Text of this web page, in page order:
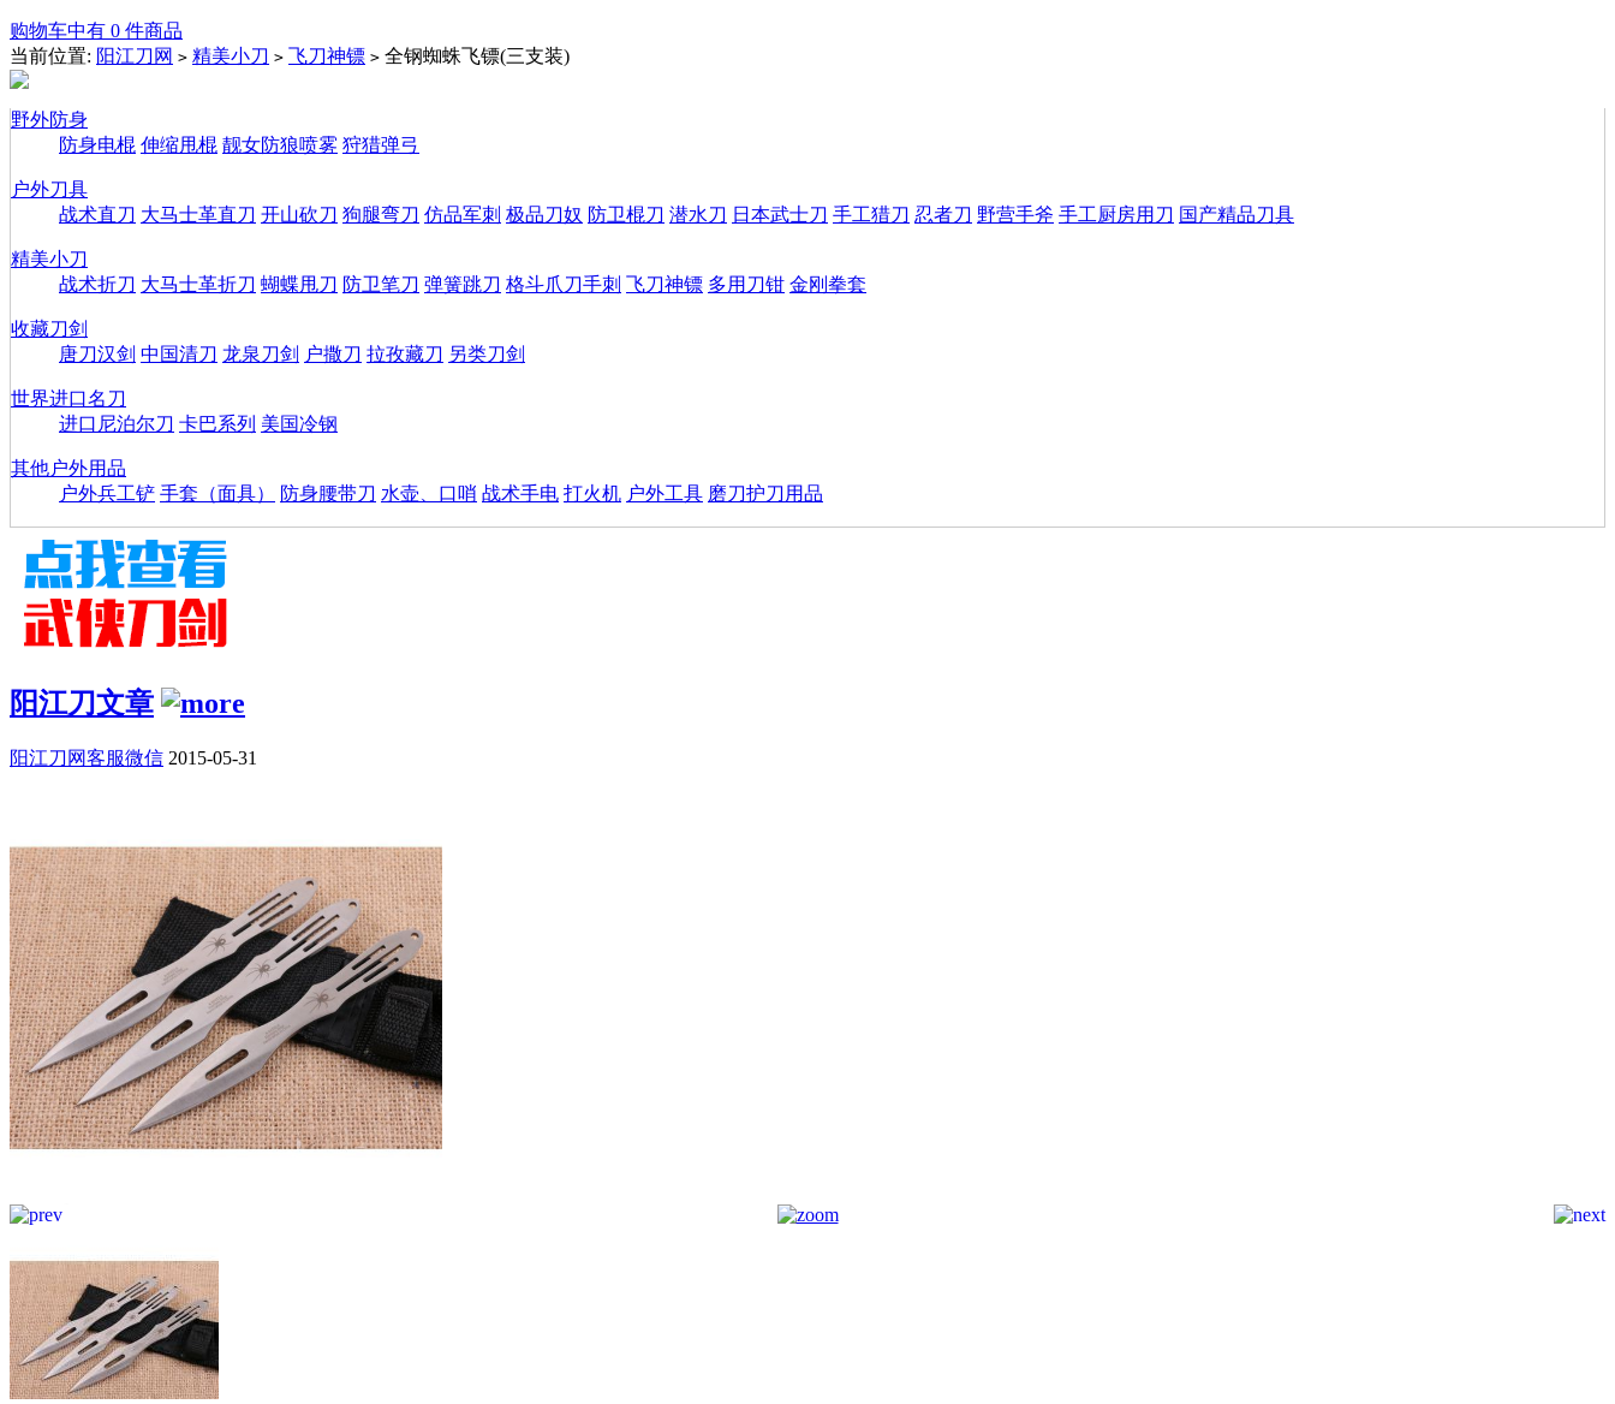
购物车中有 0 件商品
当前位置: 阳江刀网 > 精美小刀 > 飞刀神镖 > 全钢蜘蛛飞镖(三支装)
野外防身
防身电棍 伸缩甩棍 靓女防狼喷雾 狩猎弹弓
户外刀具
战术直刀 大马士革直刀 开山砍刀 狗腿弯刀 仿品军刺 极品刀奴 防卫棍刀 潜水刀 日本武士刀 手工猎刀 忍者刀 野营手斧 手工厨房用刀 国产精品刀具
精美小刀
战术折刀 大马士革折刀 蝴蝶甩刀 防卫笔刀 弹簧跳刀 格斗爪刀手刺 飞刀神镖 多用刀钳 金刚拳套
收藏刀剑
唐刀汉剑 中国清刀 龙泉刀剑 户撒刀 拉孜藏刀 另类刀剑
世界进口名刀
进口尼泊尔刀 卡巴系列 美国冷钢
其他户外用品
户外兵工铲 手套（面具） 防身腰带刀 水壶、口哨 战术手电 打火机 户外工具 磨刀护刀用品
阳江刀文章
阳江刀网客服微信 2015-05-31